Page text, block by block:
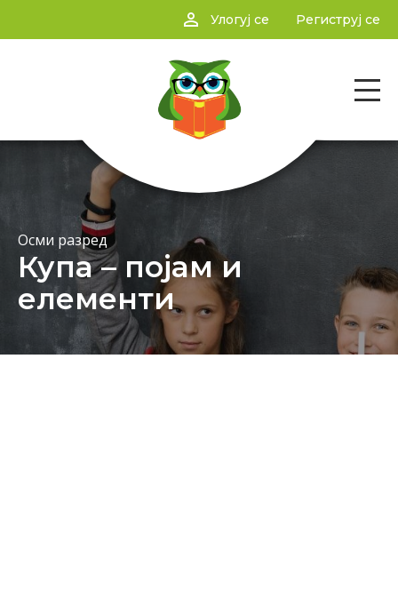
person_outline Улогуј се Региструј се
Осми разред
Купа – појам и
елементи